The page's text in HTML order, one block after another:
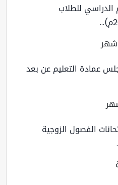
للطلاب
التعليم عن بعد
الزوجية